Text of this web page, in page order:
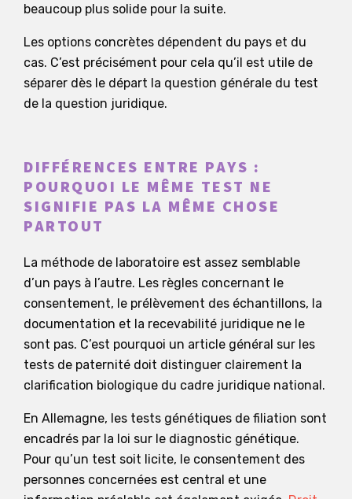
beaucoup plus solide pour la suite.
Les options concrètes dépendent du pays et du
cas. C’est précisément pour cela qu’il est utile de
séparer dès le départ la question générale du test
de la question juridique.
DIFFÉRENCES ENTRE PAYS :
POURQUOI LE MÊME TEST NE
SIGNIFIE PAS LA MÊME CHOSE
PARTOUT
La méthode de laboratoire est assez semblable
d’un pays à l’autre. Les règles concernant le
consentement, le prélèvement des échantillons, la
documentation et la recevabilité juridique ne le
sont pas. C’est pourquoi un article général sur les
tests de paternité doit distinguer clairement la
clarification biologique du cadre juridique national.
En Allemagne, les tests génétiques de filiation sont
encadrés par la loi sur le diagnostic génétique.
Pour qu’un test soit licite, le consentement des
personnes concernées est central et une